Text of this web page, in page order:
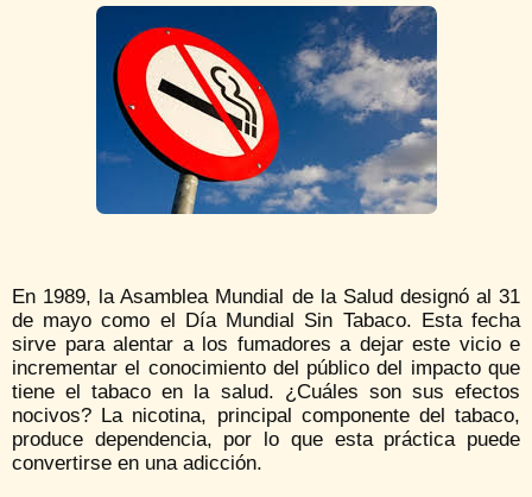
En 1989, la Asamblea Mundial de la Salud designó al 31
de mayo como el Día Mundial Sin Tabaco. Esta fecha
sirve para alentar a los fumadores a dejar este vicio e
incrementar el conocimiento del público del impacto que
tiene el tabaco en la salud. ¿Cuáles son sus efectos
nocivos? La nicotina, principal componente del tabaco,
produce dependencia, por lo que esta práctica puede
convertirse en una adicción.